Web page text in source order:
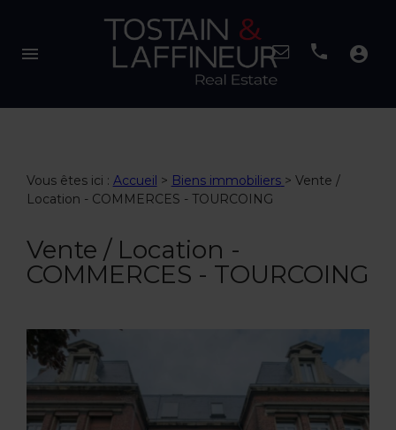
menu account_circle
Vous êtes ici : Accueil > Biens immobiliers > Vente /
Location - COMMERCES - TOURCOING
Vente / Location -
COMMERCES - TOURCOING